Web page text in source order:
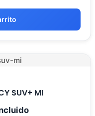
SUV+ MI